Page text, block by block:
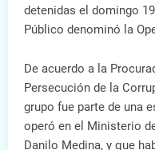
detenidas el domingo
Público denominó la
De acuerdo a la
Persecución de la
grupo fue parte de una
operó en el Ministerio
Danilo Medina, y que